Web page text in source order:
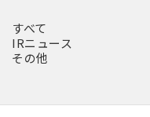
すべて
IRニュース
その他